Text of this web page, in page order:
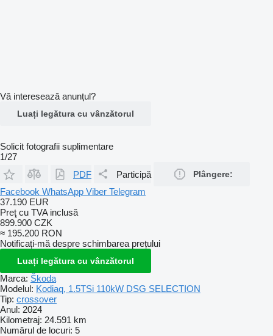
Vă interesează anunțul?
Luați legătura cu vânzătorul
Solicit fotografii suplimentare
1/27
PDF
Participă Plângere:
Facebook WhatsApp Viber Telegram
37.190 EUR
Preţ cu TVA inclusă
899.900 CZK
≈ 195.200 RON
Notificați-mă despre schimbarea prețului
Luați legătura cu vânzătorul
Marca: Škoda
Modelul: Kodiaq, 1.5TSi 110kW DSG SELECTION
Tip: crossover
Anul: 2024
Kilometraj: 24.591 km
Numărul de locuri: 5